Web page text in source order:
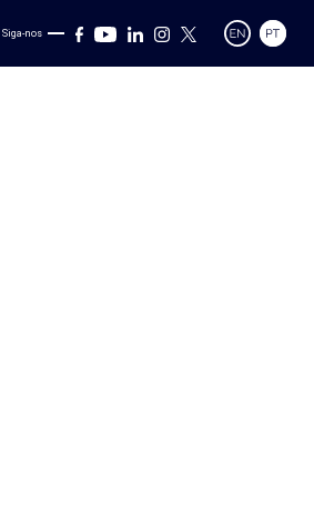
Siga-nos